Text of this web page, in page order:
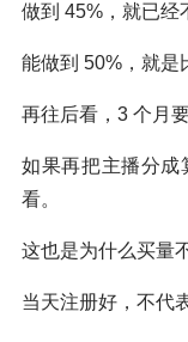
做到 45%，就已经
能做到 50%，就是
再往后看，3 个月
如果再把主播分成
看。
这也是为什么买量
当天注册好，不代